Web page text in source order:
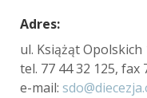
Adres:
ul. Książąt Opolskich
tel. 77 44 32 125, fax
e-mail: